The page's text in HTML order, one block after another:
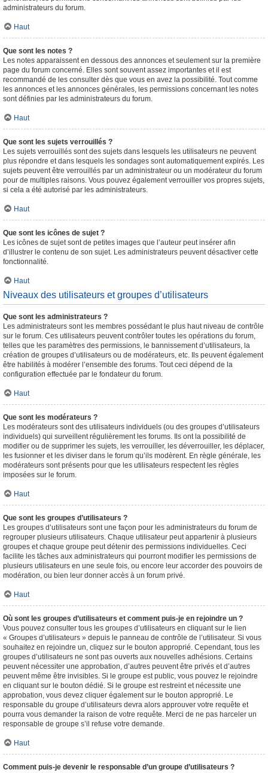
administrateurs du forum.
Haut
Que sont les notes ?
Les notes apparaissent en dessous des annonces et seulement sur la première
page du forum concerné. Elles sont souvent assez importantes et il est
recommandé de les consulter dès que vous en avez la possibilité. Tout comme
les annonces et les annonces générales, les permissions concernant les notes
sont définies par les administrateurs du forum.
Haut
Que sont les sujets verrouillés ?
Les sujets verrouillés sont des sujets dans lesquels les utilisateurs ne peuvent
plus répondre et dans lesquels les sondages sont automatiquement expirés. Les
sujets peuvent être verrouillés par un administrateur ou un modérateur du forum
pour de multiples raisons. Vous pouvez également verrouiller vos propres sujets,
si cela a été autorisé par les administrateurs.
Haut
Que sont les icônes de sujet ?
Les icônes de sujet sont de petites images que l’auteur peut insérer afin
d’illustrer le contenu de son sujet. Les administrateurs peuvent désactiver cette
fonctionnalité.
Haut
Niveaux des utilisateurs et groupes d’utilisateurs
Que sont les administrateurs ?
Les administrateurs sont les membres possédant le plus haut niveau de contrôle
sur le forum. Ces utilisateurs peuvent contrôler toutes les opérations du forum,
telles que les paramètres des permissions, le bannissement d’utilisateurs, la
création de groupes d’utilisateurs ou de modérateurs, etc. Ils peuvent également
être habilités à modérer l’ensemble des forums. Tout ceci dépend de la
configuration effectuée par le fondateur du forum.
Haut
Que sont les modérateurs ?
Les modérateurs sont des utilisateurs individuels (ou des groupes d’utilisateurs
individuels) qui surveillent régulièrement les forums. Ils ont la possibilité de
modifier ou de supprimer les sujets, les verrouiller, les déverrouiller, les déplacer,
les fusionner et les diviser dans le forum qu’ils modèrent. En règle générale, les
modérateurs sont présents pour que les utilisateurs respectent les règles
imposées sur le forum.
Haut
Que sont les groupes d’utilisateurs ?
Les groupes d’utilisateurs sont une façon pour les administrateurs du forum de
regrouper plusieurs utilisateurs. Chaque utilisateur peut appartenir à plusieurs
groupes et chaque groupe peut détenir des permissions individuelles. Ceci
facilite les tâches aux administrateurs qui pourront modifier les permissions de
plusieurs utilisateurs en une seule fois, ou encore leur accorder des pouvoirs de
modération, ou bien leur donner accès à un forum privé.
Haut
Où sont les groupes d’utilisateurs et comment puis-je en rejoindre un ?
Vous pouvez consulter tous les groupes d’utilisateurs en cliquant sur le lien
« Groupes d’utilisateurs » depuis le panneau de contrôle de l’utilisateur. Si vous
souhaitez en rejoindre un, cliquez sur le bouton approprié. Cependant, tous les
groupes d’utilisateurs ne sont pas ouverts aux nouvelles adhésions. Certains
peuvent nécessiter une approbation, d’autres peuvent être privés et d’autres
peuvent même être invisibles. Si le groupe est public, vous pouvez le rejoindre
en cliquant sur le bouton dédié. Si le groupe est restreint et nécessite une
approbation, vous devez cliquer également sur le bouton approprié. Le
responsable du groupe d’utilisateurs devra alors approuver votre requête et
pourra vous demander la raison de votre requête. Merci de ne pas harceler un
responsable de groupe s’il refuse votre demande.
Haut
Comment puis-je devenir le responsable d’un groupe d’utilisateurs ?